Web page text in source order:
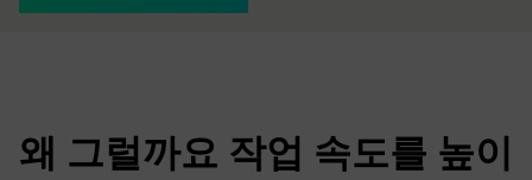
왜 그럴까요 작업 속도를 높이